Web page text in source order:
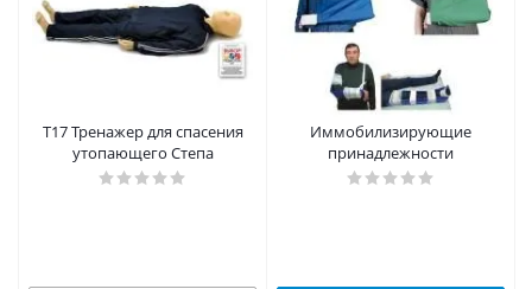
Т17 Тренажер для спасения
утопающего Степа
Иммобилизирующие
принадлежности